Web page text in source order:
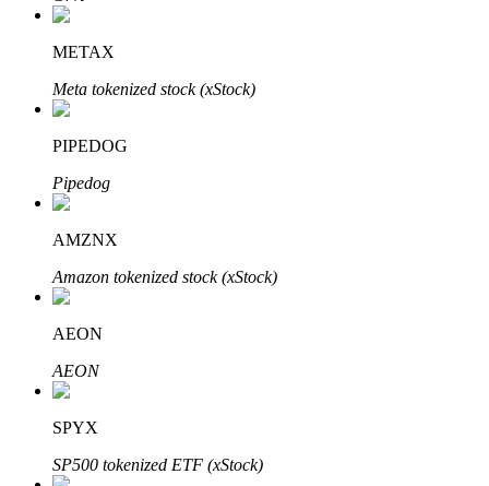
Leer staken
Meer informatie over het verdienen van passief inkomen
METAX
Meta tokenized stock (xStock)
PIPEDOG
Pipedog
AMZNX
Amazon tokenized stock (xStock)
AEON
AEON
SPYX
SP500 tokenized ETF (xStock)